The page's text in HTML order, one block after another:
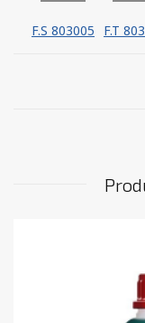
F.S 803005 F.T